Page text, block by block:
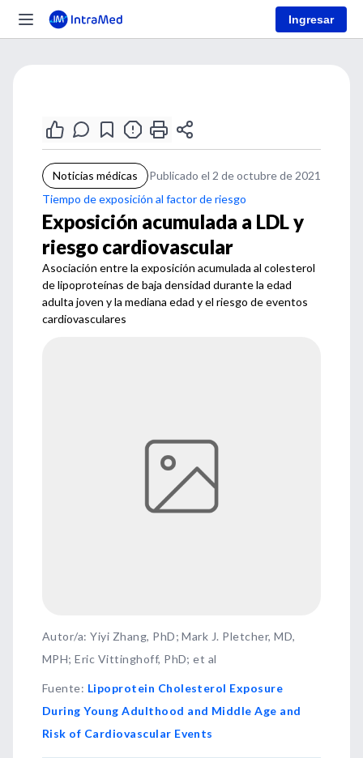
Ingresar
Noticias médicas
Publicado el 2 de octubre de 2021
Tiempo de exposición al factor de riesgo
Exposición acumulada a LDL y
riesgo cardiovascular
Asociación entre la exposición acumulada al colesterol
de lipoproteínas de baja densidad durante la edad
adulta joven y la mediana edad y el riesgo de eventos
cardiovasculares
Autor/a: Yiyi Zhang, PhD; Mark J. Pletcher, MD,
MPH; Eric Vittinghoff, PhD; et al
Fuente: Lipoprotein Cholesterol Exposure
During Young Adulthood and Middle Age and
Risk of Cardiovascular Events